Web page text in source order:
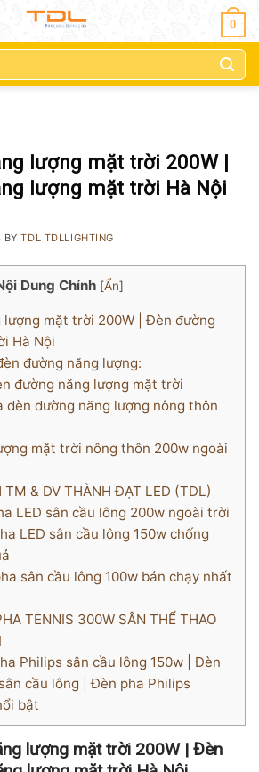
0
lượng mặt trời 200W |
lượng mặt trời Hà Nội
BYTDL TDLLIGHTING
Dung Chính [Ẩn]
mặt trời 200W | Đèn đường
Hà Nội
đường năng lượng:
đường năng lượng mặt trời
đèn đường năng lượng nông thôn
mặt trời nông thôn 200w ngoài
TM & DV THÀNH ĐẠT LED (TDL)
LED sân cầu lông 200w ngoài trời
LED sân cầu lông 150w chống
sân cầu lông 100w bán chạy nhất
TENNIS 300W SÂN THỂ THAO
Philips sân cầu lông 150w | Đèn
cầu lông | Đèn pha Philips
bật
lượng mặt trời 200W | Đèn